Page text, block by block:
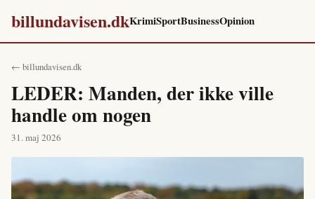
billundavisen.dkKrimiSportBusinessOpinion
← billundavisen.dk
LEDER: Manden, der ikke ville
handle om nogen
31. maj 2026